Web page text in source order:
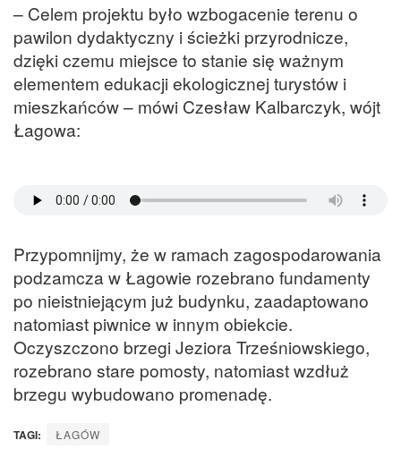
– Celem projektu było wzbogacenie terenu o
pawilon dydaktyczny i ścieżki przyrodnicze,
dzięki czemu miejsce to stanie się ważnym
elementem edukacji ekologicznej turystów i
mieszkańców – mówi Czesław Kalbarczyk, wójt
Łagowa:
Przypomnijmy, że w ramach zagospodarowania
podzamcza w Łagowie rozebrano fundamenty
po nieistniejącym już budynku, zaadaptowano
natomiast piwnice w innym obiekcie.
Oczyszczono brzegi Jeziora Trześniowskiego,
rozebrano stare pomosty, natomiast wzdłuż
brzegu wybudowano promenadę.
TAGI: ŁAGÓW